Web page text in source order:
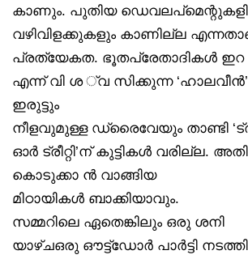
കാണും. പുതിയ
വഴിവിളക്കുകളും കാണില്ല
പ്രത്യേകത. ഭൂതപ്രേതാദികൾ ഇറ
എന്ന് വി ശ ്വ സിക്കുന്ന ‘ഹാലവീൻ’
ഇരുട്ടും
നീളവുമുള്ള ഡ്രൈവേയും താണ്ടി
ഓർ ട്രീറ്റി’ന് കുട്ടികൾ വരില്ല.
കൊടുക്കാ ൻ വാങ്ങിയ
മിഠായികൾ ബാക്കിയാവും.
സമ്മറിലെ ഏതെങ്കിലും ഒരു ശനി
യാഴ്ചഒരു ഔട്ട്‌ഡോർ പാർട്ടി നടത്തി